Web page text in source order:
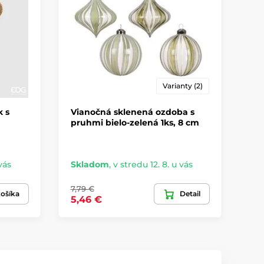
s
Varianty (2)
Vianočná sklenená ozdoba s
pruhmi bielo-zelená 1ks, 8 cm
Skladom, v stredu 12. 8. u vás
7,79 €
5,46 €
Detail